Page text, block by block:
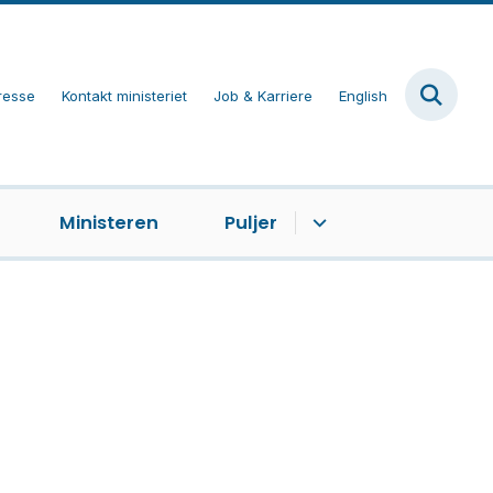
Kontakt ministeriet Job & Karriere English
Ministeren Puljer